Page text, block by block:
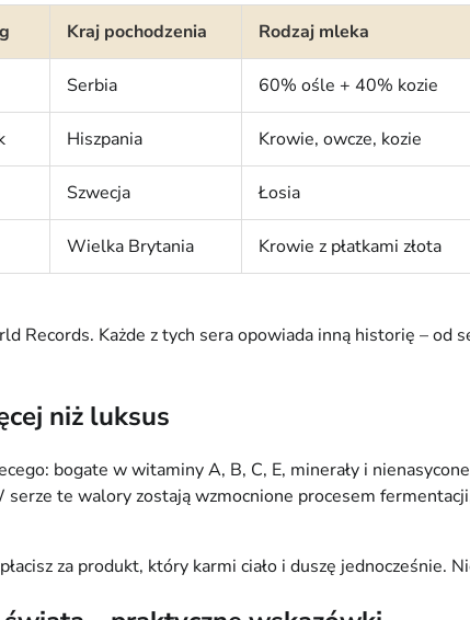
Kraj pochodzenia Rodzaj mleka
Serbia 60% ośle + 40% kozie
Hiszpania Krowie, owcze, kozie
Szwecja Łosia
Wielka Brytania Krowie z płatkami złota
Records. Każde z tych sera opowiada inną historię – od
niż luksus
bogate w witaminy A, B, C, E, minerały i
te walory zostają wzmocnione procesem
za produkt, który karmi ciało i duszę jednocześnie.